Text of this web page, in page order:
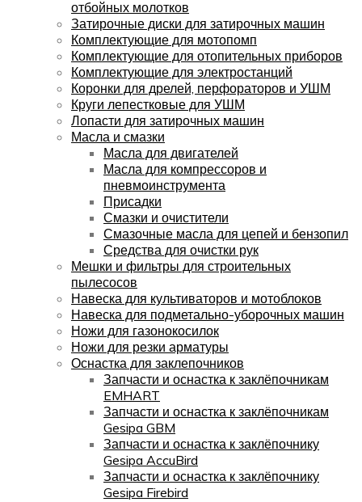
отбойных молотков
Затирочные диски для затирочных машин
Комплектующие для мотопомп
Комплектующие для отопительных приборов
Комплектующие для электростанций
Коронки для дрелей, перфораторов и УШМ
Круги лепестковые для УШМ
Лопасти для затирочных машин
Масла и смазки
Масла для двигателей
Масла для компрессоров и
пневмоинструмента
Присадки
Смазки и очистители
Смазочные масла для цепей и бензопил
Средства для очистки рук
Мешки и фильтры для строительных
пылесосов
Навеска для культиваторов и мотоблоков
Навеска для подметально-уборочных машин
Ножи для газонокосилок
Ножи для резки арматуры
Оснастка для заклепочников
Запчасти и оснастка к заклёпочникам
EMHART
Запчасти и оснастка к заклёпочникам
Gesipa GBM
Запчасти и оснастка к заклёпочнику
Gesipa AccuBird
Запчасти и оснастка к заклёпочнику
Gesipa Firebird